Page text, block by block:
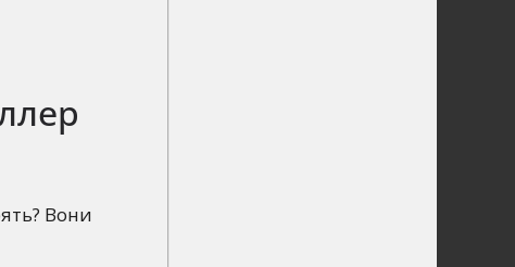
Вони